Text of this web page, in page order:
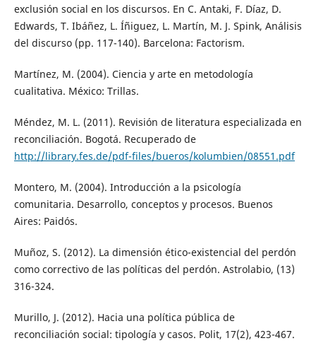
exclusión social en los discursos. En C. Antaki, F. Díaz, D.
Edwards, T. Ibáñez, L. Íñiguez, L. Martín, M. J. Spink, Análisis
del discurso (pp. 117-140). Barcelona: Factorism.
Martínez, M. (2004). Ciencia y arte en metodología
cualitativa. México: Trillas.
Méndez, M. L. (2011). Revisión de literatura especializada en
reconciliación. Bogotá. Recuperado de
http://library.fes.de/pdf-files/bueros/kolumbien/08551.pdf
Montero, M. (2004). Introducción a la psicología
comunitaria. Desarrollo, conceptos y procesos. Buenos
Aires: Paidós.
Muñoz, S. (2012). La dimensión ético-existencial del perdón
como correctivo de las políticas del perdón. Astrolabio, (13)
316-324.
Murillo, J. (2012). Hacia una política pública de
reconciliación social: tipología y casos. Polit, 17(2), 423-467.